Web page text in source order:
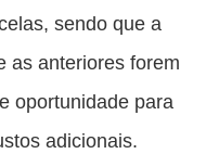
sendo que a
as anteriores forem
oportunidade para
adicionais.